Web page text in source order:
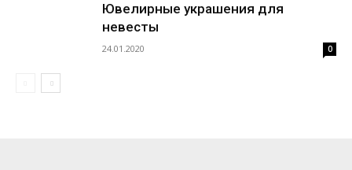
Ювелирные украшения для
невесты
24.01.2020 0